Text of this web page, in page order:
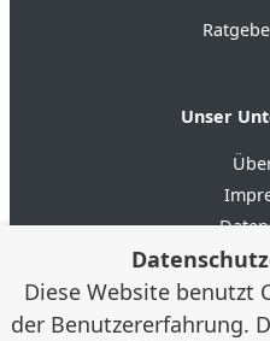
Unser
Google Bewertungen
Diese Website benutzt
der Benutzererfahrung.